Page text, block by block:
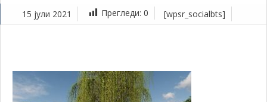
15 јули 2021 Прегледи: 0 [wpsr_socialbts]